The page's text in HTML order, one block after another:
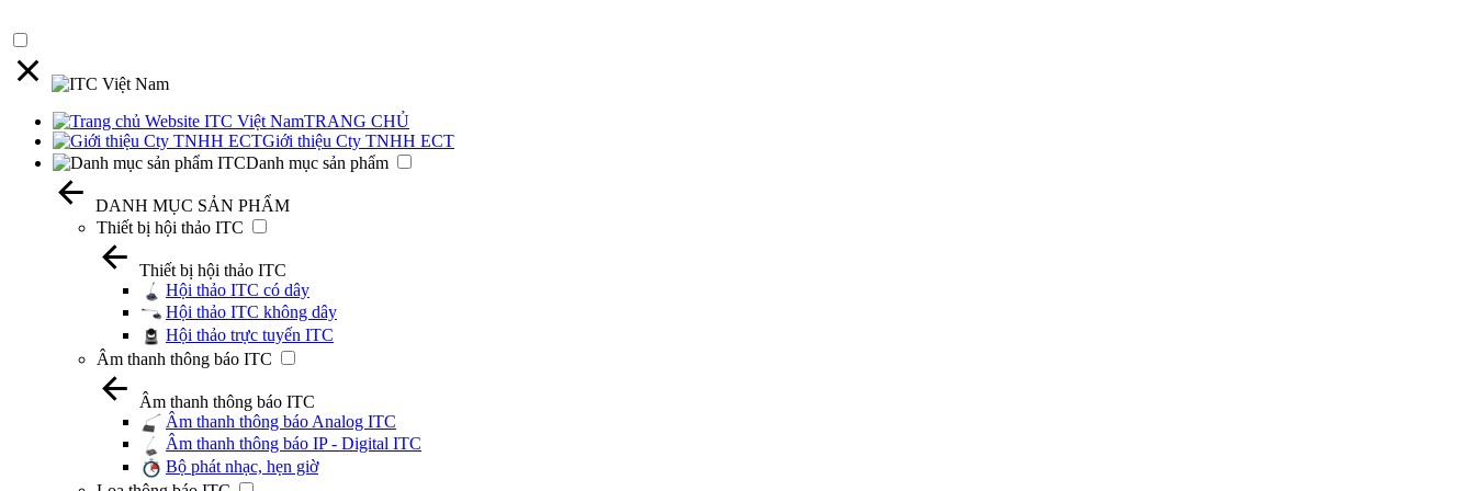
TRANG CHỦ
Giới thiệu Cty TNHH ECT
Danh mục sản phẩm
DANH MỤC SẢN PHẨM
Thiết bị hội thảo ITC
Thiết bị hội thảo ITC
Hội thảo ITC có dây
Hội thảo ITC không dây
Hội thảo trực tuyến ITC
Âm thanh thông báo ITC
Âm thanh thông báo ITC
Âm thanh thông báo Analog ITC
Âm thanh thông báo IP - Digital ITC
Bộ phát nhạc, hẹn giờ